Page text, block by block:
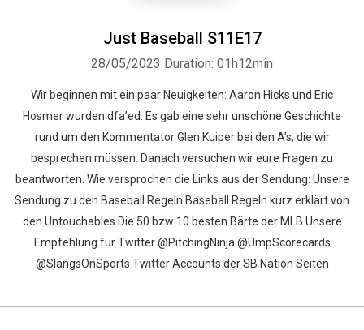
Just Baseball S11E17
28/05/2023 Duration: 01h12min
Wir beginnen mit ein paar Neuigkeiten: Aaron Hicks und Eric
Hosmer wurden dfa’ed. Es gab eine sehr unschöne Geschichte
rund um den Kommentator Glen Kuiper bei den A’s, die wir
besprechen müssen. Danach versuchen wir eure Fragen zu
beantworten. Wie versprochen die Links aus der Sendung: Unsere
Sendung zu den Baseball Regeln Baseball Regeln kurz erklärt von
den Untouchables Die 50 bzw 10 besten Bärte der MLB Unsere
Empfehlung für Twitter @PitchingNinja @UmpScorecards
@SlangsOnSports Twitter Accounts der SB Nation Seiten